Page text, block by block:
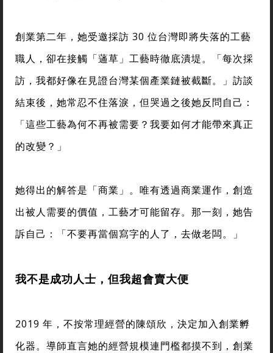
創業第二年，她受邀採訪 30 位台灣即將失落的工藝
職人，卻在接觸「蓪草」工藝時徹底潰堤。「每次採
訪，我都好像在見證台灣某個產業鏈被截斷。」訪談
結束後，她常忍不住落淚，但哭過之後她反問自己：
「這些工藝為何不再被需要？我要如何才能帶來真正
的改變？」
她得出的解答是「商業」。唯有透過商業運作，創造
出被人需要的價值，工藝才可能留存。那一刻，她告
訴自己：「不要再當個寫字的人了，去做老闆。」
我不是成功人士，但我超會賣大便
2019 年，不按常理經營的陳頌欣，決定加入創業孵
化器。導師直言她的經營規模連門檻都摸不到，創業